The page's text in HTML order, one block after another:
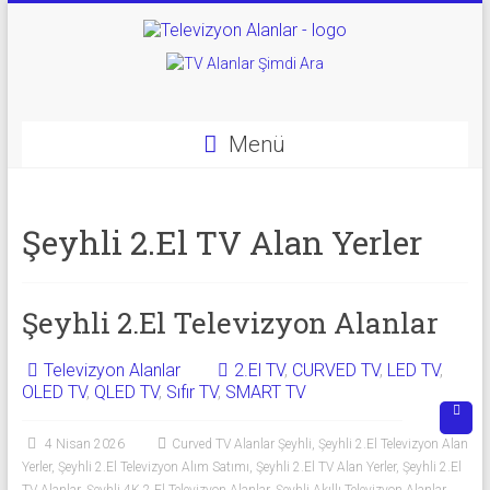
Televizyon
Televizyon
|
TV
Alanlar
İkinci
El
Menü
Şeyhli 2.El TV Alan Yerler
Şeyhli 2.El Televizyon Alanlar
Televizyon Alanlar 2.El TV, CURVED TV, LED TV,
OLED TV, QLED TV, Sıfır TV, SMART TV
4 Nisan 2026 Curved TV Alanlar Şeyhli, Şeyhli 2.El Televizyon Alan
Yerler, Şeyhli 2.El Televizyon Alım Satımı, Şeyhli 2.El TV Alan Yerler, Şeyhli 2.El